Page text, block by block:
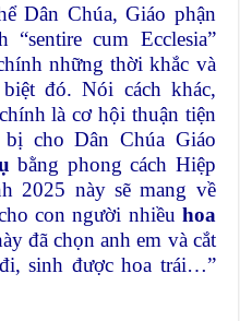
Chúa, Giáo phận
cum Ecclesia”
những thời khắc và
đó. Nói cách khác,
là cơ hội thuận tiện
cho Dân Chúa Giáo
bằng phong cách Hiệp
2025 này sẽ mang về
con người nhiều hoa
đã chọn anh em và cắt
sinh được hoa trái…”